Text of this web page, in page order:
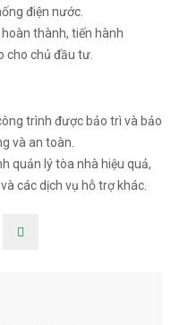
điện nước.
hoàn thành, tiến hành
cho chủ đầu tư.
trình được bảo trì và bảo
và an toàn.
quản lý tòa nhà hiệu quả,
các dịch vụ hỗ trợ khác.